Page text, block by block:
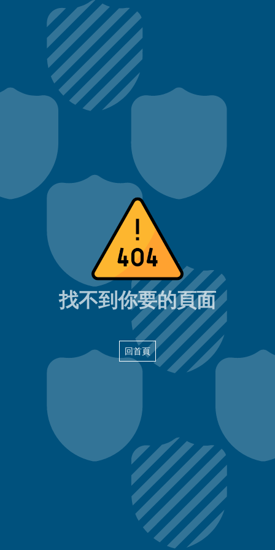
404頁面
找不到你要的頁面
回首頁